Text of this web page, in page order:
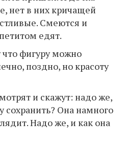
нет в них кричащей
Смеются и
едят.
фигуру можно
поздно, но красоту
и скажут: надо же,
сохранить? Она намного
Надо же, и как она